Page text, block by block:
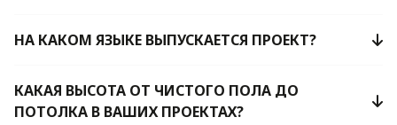
НА КАКОМ ЯЗЫКЕ ВЫПУСКАЕТСЯ ПРОЕКТ?
КАКАЯ ВЫСОТА ОТ ЧИСТОГО ПОЛА ДО
ПОТОЛКА В ВАШИХ ПРОЕКТАХ?